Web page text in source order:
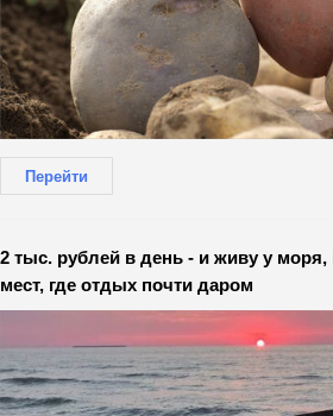
Перейти
2 тыс. рублей в день - и живу у
мест, где отдых почти даром